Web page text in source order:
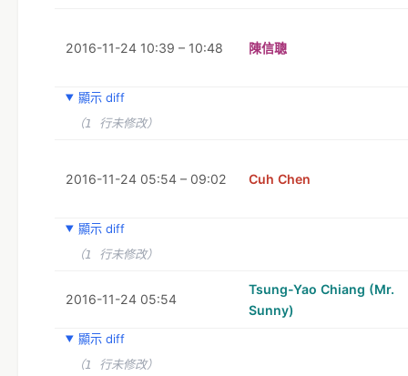
2016-11-24 10:39 – 10:48 陳信聰
顯示 diff
（1 行未修改）
2016-11-24 05:54 – 09:02 Cuh Chen
顯示 diff
（1 行未修改）
2016-11-24 05:54
Tsung-Yao Chiang (Mr.
Sunny)
顯示 diff
（1 行未修改）